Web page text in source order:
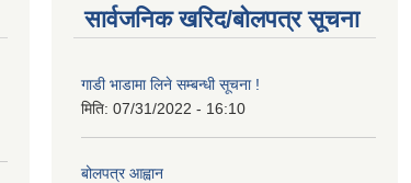
सार्वजनिक खरिद/बोलपत्र सूचना
गाडी भाडामा लिने सम्बन्धी सूचना !
मिति: 07/31/2022 - 16:10
बोलपत्र आह्वान